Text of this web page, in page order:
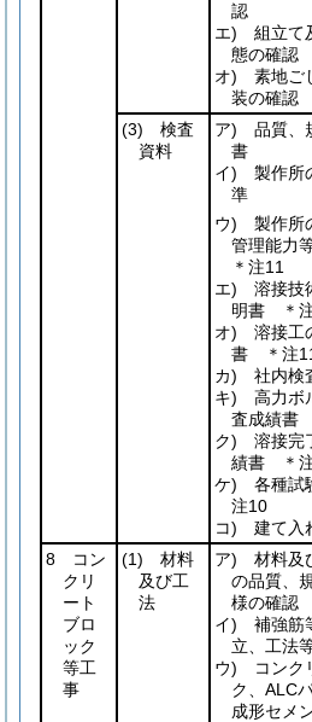
認
エ) 組立て
態の確認
オ) 素地ご
装の確認
(3) 検査
資料
ア) 品質、
書
イ) 製作所
準
ウ) 製作所
管理能力
＊注11
エ) 溶接技
明書 ＊
オ) 溶接工
書 ＊注
カ) 社内検
キ) 高力ボ
査成績書
ク) 溶接完
績書 ＊
ケ) 各種試
注10
コ) 建て入
8 コン
クリ
ート
ブロ
ック
等工
事
(1) 材料
及び工
法
ア) 材料及
の品質、
様の確認
イ) 補強筋
立、工法
ウ) コンク
ク、ALC
成形セメ